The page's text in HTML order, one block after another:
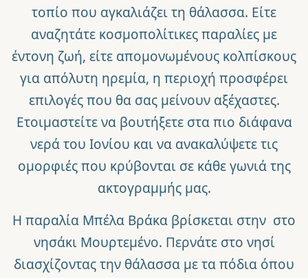
τοπίο που αγκαλιάζει τη θάλασσα. Είτε
αναζητάτε κοσμοπολίτικες παραλίες με
έντονη ζωή, είτε απομονωμένους κολπίσκους
για απόλυτη ηρεμία, η περιοχή προσφέρει
επιλογές που θα σας μείνουν αξέχαστες.
Ετοιμαστείτε να βουτήξετε στα πιο διάφανα
νερά του Ιονίου και να ανακαλύψετε τις
ομορφιές που κρύβονται σε κάθε γωνιά της
ακτογραμμής μας.
Η παραλία Μπέλα Βράκα βρίσκεται στην στο
νησάκι Μουρτεμένο. Περνάτε στο νησί
διασχίζοντας την θάλασσα με τα πόδια όπου